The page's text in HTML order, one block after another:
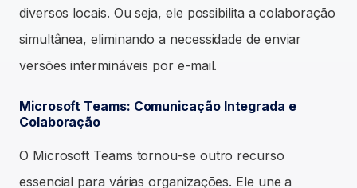
diversos locais. Ou seja, ele possibilita a colaboração
simultânea, eliminando a necessidade de enviar
versões intermináveis por e-mail.
Microsoft Teams: Comunicação Integrada e
Colaboração
O Microsoft Teams tornou-se outro recurso
essencial para várias organizações. Ele une a